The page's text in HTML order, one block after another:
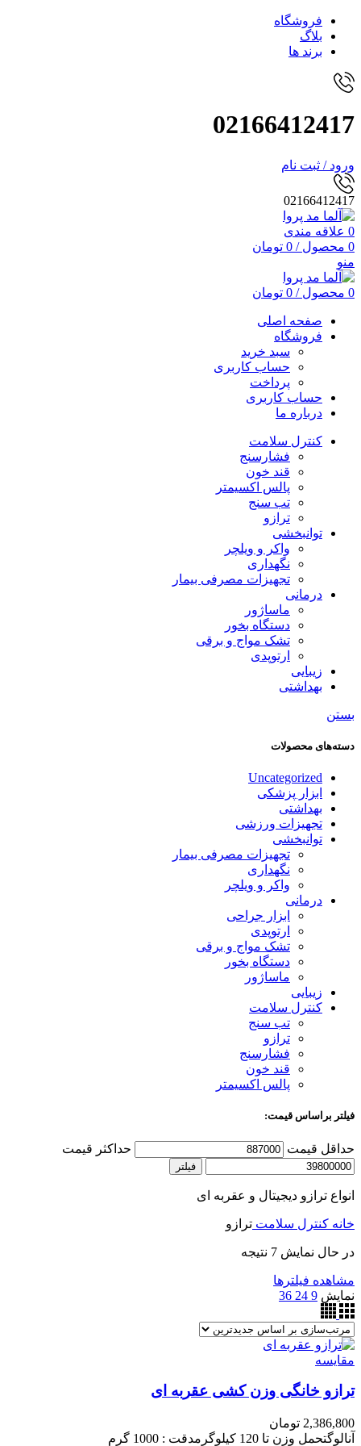
فروشگاه
بلاگ
برند ها
02166412417
ورود / ثبت نام
02166412417
0 علاقه مندی
0 محصول /
0 تومان
منو
0 محصول /
0 تومان
صفحه اصلی
فروشگاه
سبد خرید
حساب کاربری
پرداخت
حساب کاربری
درباره ما
کنترل سلامت
فشارسنج
قند خون
پالس اکسیمتر
تب سنج
ترازو
توانبخشی
واکر و ویلچر
نگهداری
تجهیزات مصرفی بیمار
درمانی
ماساژور
دستگاه بخور
تشک مواج و برقی
ارتوپدی
زیبایی
بهداشتی
بستن
دسته‌های محصولات
Uncategorized
ابزار پزشکی
بهداشتی
تجهیزات ورزشی
توانبخشی
تجهیزات مصرفی بیمار
نگهداری
واکر و ویلچر
درمانی
ابزار جراحی
ارتوپدی
تشک مواج و برقی
دستگاه بخور
ماساژور
زیبایی
کنترل سلامت
تب سنج
ترازو
فشارسنج
قند خون
پالس اکسیمتر
فیلتر براساس قیمت:
حداقل قیمت حداکثر قیمت
فیلتر
انواع ترازو دیجیتال و عقربه ای
خانه کنترل سلامت ترازو
در حال نمایش 7 نتیجه
مشاهده فیلترها
نمایش 9
24
36
مقایسه
ترازو خانگی وزن کشی عقربه ای
2,386,800 تومان
آنالوگتحمل وزن تا 120 کیلوگرمدقت : 1000 گرم